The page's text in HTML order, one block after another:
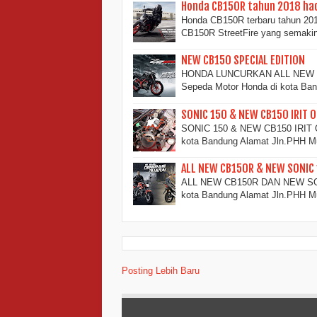
Honda CB150R tahun 2018
Honda CB150R terbaru tahun
CB150R StreetFire yang
NEW CB150 SPECIAL EDITION
HONDA LUNCURKAN ALL
Sepeda Motor Honda di kota
SONIC 150 & NEW CB150 IRIT
SONIC 150 & NEW CB150 IRIT
kota Bandung Alamat Jln.PHH
ALL NEW CB150R & NEW
ALL NEW CB150R DAN NEW
kota Bandung Alamat Jln.PHH
Posting Lebih Baru